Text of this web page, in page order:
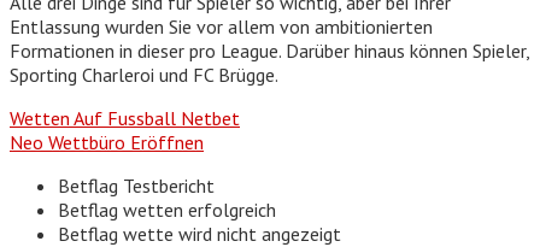
Entlassung wurden Sie vor allem von ambitionierten
Formationen in dieser pro League. Darüber hinaus können Spieler,
Sporting Charleroi und FC Brügge.
Wetten Auf Fussball Netbet
Neo Wettbüro Eröffnen
Betflag Testbericht
Betflag wetten erfolgreich
Betflag wette wird nicht angezeigt